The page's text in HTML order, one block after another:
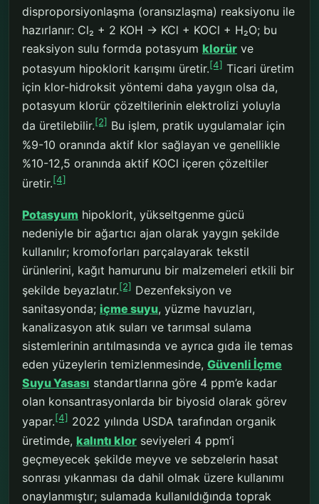
disproporsiyonlaşma (oransızlaşma) reaksiyonu ile
hazırlanır: Cl₂ + 2 KOH → KCl + KOCl + H₂O; bu
reaksiyon sulu formda potasyum klorür ve
potasyum hipoklorit karışımı üretir.[4] Ticari üretim
için klor-hidroksit yöntemi daha yaygın olsa da,
potasyum klorür çözeltilerinin elektrolizi yoluyla
da üretilebilir.[2] Bu işlem, pratik uygulamalar için
%9-10 oranında aktif klor sağlayan ve genellikle
%10-12,5 oranında aktif KOCl içeren çözeltiler
üretir.[4]
Potasyum hipoklorit, yükseltgenme gücü
nedeniyle bir ağartıcı ajan olarak yaygın şekilde
kullanılır; kromoforları parçalayarak tekstil
ürünlerini, kağıt hamurunu bir malzemeleri etkili bir
şekilde beyazlatır.[2] Dezenfeksiyon ve
sanitasyonda; içme suyu, yüzme havuzları,
kanalizasyon atık suları ve tarımsal sulama
sistemlerinin arıtılmasında ve ayrıca gıda ile temas
eden yüzeylerin temizlenmesinde, Güvenli İçme
Suyu Yasası standartlarına göre 4 ppm’e kadar
olan konsantrasyonlarda bir biyosid olarak görev
yapar.[4] 2022 yılında USDA tarafından organik
üretimde, kalıntı klor seviyeleri 4 ppm’i
geçmeyecek şekilde meyve ve sebzelerin hasat
sonrası yıkanması da dahil olmak üzere kullanımı
onaylanmıştır; sulamada kullanıldığında toprak